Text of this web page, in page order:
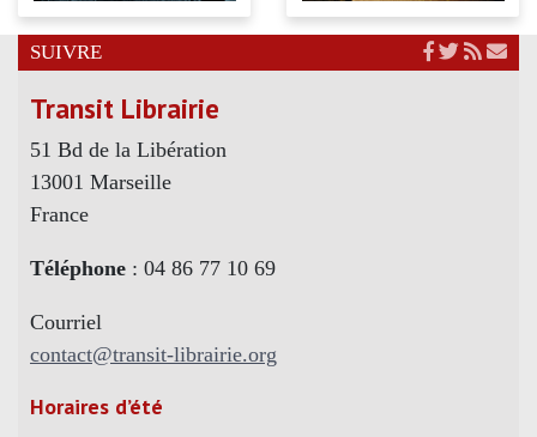
SUIVRE
Transit Librairie
51 Bd de la Libération
13001 Marseille
France
Téléphone : 04 86 77 10 69
Courriel
contact@transit-librairie.org
Horaires d’été